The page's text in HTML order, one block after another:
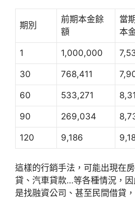
期別
前期本金餘
額
當
本
1 1,000,000
30 768,411
60 533,271
90 269,034
120 9,186
這樣的行銷手法，可能出現在
貸、汽車貸款…等各種情況，
是找融資公司、甚至民間借貸